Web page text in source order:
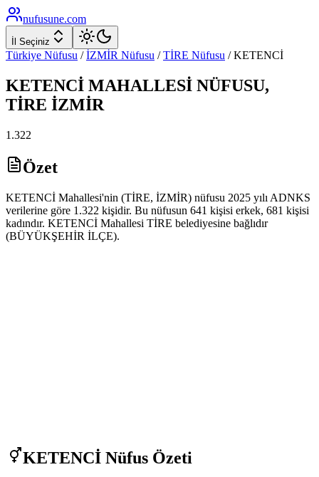
nufusune.com
İl Seçiniz
Türkiye Nüfusu / İZMİR Nüfusu / TİRE Nüfusu /KETENCİ
KETENCİ MAHALLESİ NÜFUSU,
TİRE İZMİR
1.322
Özet
KETENCİ Mahallesi'nin (TİRE, İZMİR) nüfusu 2025 yılı ADNKS
verilerine göre 1.322 kişidir. Bu nüfusun 641 kişisi erkek, 681 kişisi
kadındır. KETENCİ Mahallesi TİRE belediyesine bağlıdır
(BÜYÜKŞEHİR İLÇE).
KETENCİ Nüfus Özeti